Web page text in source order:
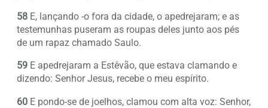
58 E, lançando -o fora da cidade, o apedrejaram; e as
testemunhas puseram as roupas deles junto aos pés
de um rapaz chamado Saulo.
59 E apedrejaram a Estêvão, que estava clamando e
dizendo: Senhor Jesus, recebe o meu espírito.
60 E pondo-se de joelhos, clamou com alta voz: Senhor,